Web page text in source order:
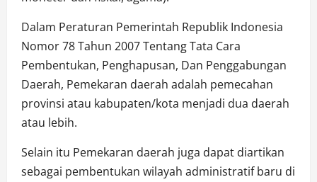
Dalam Peraturan Pemerintah Republik Indonesia
Nomor 78 Tahun 2007 Tentang Tata Cara
Pembentukan, Penghapusan, Dan Penggabungan
Daerah, Pemekaran daerah adalah pemecahan
provinsi atau kabupaten/kota menjadi dua daerah
atau lebih.
Selain itu Pemekaran daerah juga dapat diartikan
sebagai pembentukan wilayah administratif baru di